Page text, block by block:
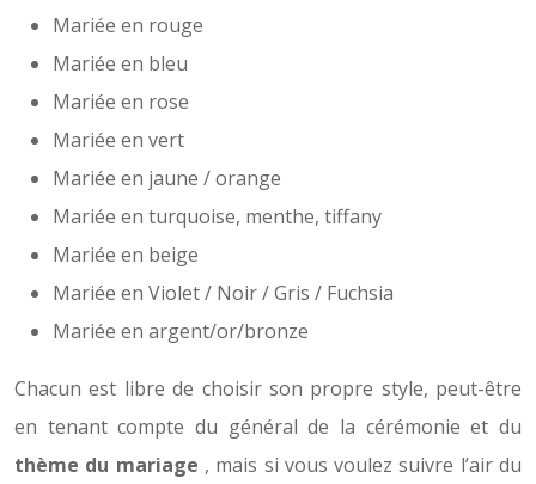
Mariée en rouge
Mariée en bleu
Mariée en rose
Mariée en vert
Mariée en jaune / orange
Mariée en turquoise, menthe, tiffany
Mariée en beige
Mariée en Violet / Noir / Gris / Fuchsia
Mariée en argent/or/bronze
Chacun est libre de choisir son propre style, peut-être
en tenant compte du général de la cérémonie et du
thème du mariage , mais si vous voulez suivre l’air du